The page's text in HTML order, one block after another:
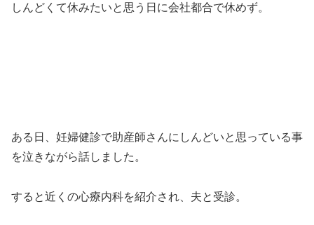
しんどくて休みたいと思う日に会社都合で休めず。
ある日、妊婦健診で助産師さんにしんどいと思っている事
を泣きながら話しました。
すると近くの心療内科を紹介され、夫と受診。